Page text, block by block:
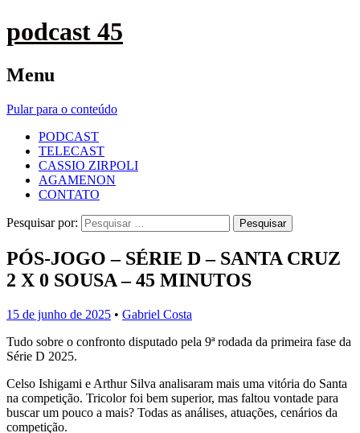
podcast 45
Menu
Pular para o conteúdo
PODCAST
TELECAST
CASSIO ZIRPOLI
AGAMENON
CONTATO
Pesquisar por:
PÓS-JOGO – SÉRIE D – SANTA CRUZ
2 X 0 SOUSA – 45 MINUTOS
15 de junho de 2025 • Gabriel Costa
Tudo sobre o confronto disputado pela 9ª rodada da primeira fase da
Série D 2025.
Celso Ishigami e Arthur Silva analisaram mais uma vitória do Santa
na competição. Tricolor foi bem superior, mas faltou vontade para
buscar um pouco a mais? Todas as análises, atuações, cenários da
competição.